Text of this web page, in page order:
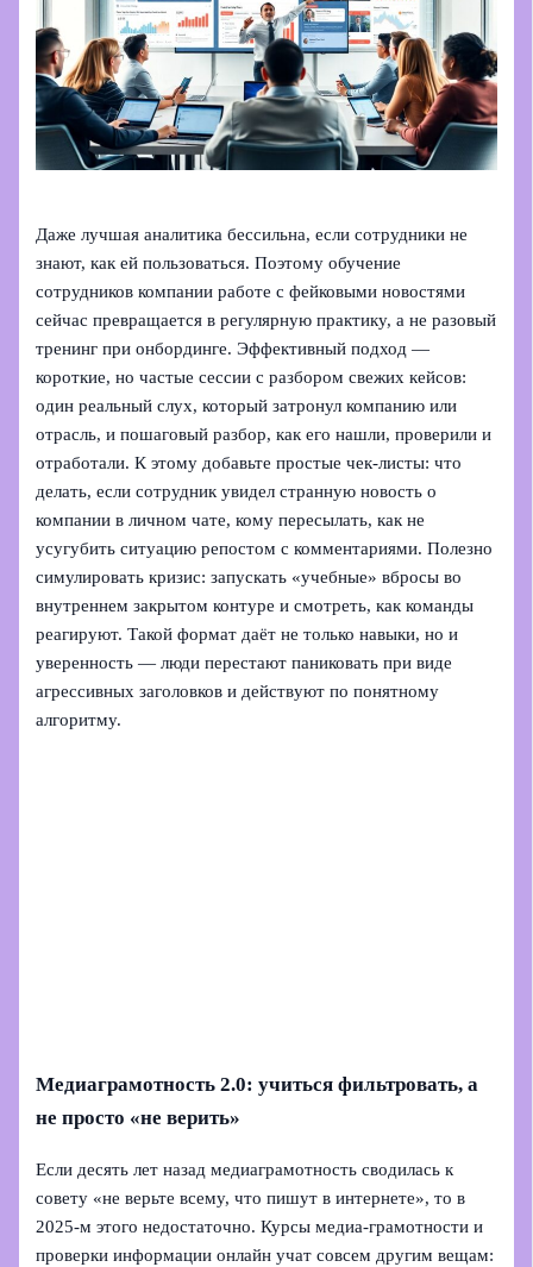
Даже лучшая аналитика бессильна, если сотрудники не
знают, как ей пользоваться. Поэтому обучение
сотрудников компании работе с фейковыми новостями
сейчас превращается в регулярную практику, а не разовый
тренинг при онбординге. Эффективный подход —
короткие, но частые сессии с разбором свежих кейсов:
один реальный слух, который затронул компанию или
отрасль, и пошаговый разбор, как его нашли, проверили и
отработали. К этому добавьте простые чек‑листы: что
делать, если сотрудник увидел странную новость о
компании в личном чате, кому пересылать, как не
усугубить ситуацию репостом с комментариями. Полезно
симулировать кризис: запускать «учебные» вбросы во
внутреннем закрытом контуре и смотреть, как команды
реагируют. Такой формат даёт не только навыки, но и
уверенность — люди перестают паниковать при виде
агрессивных заголовков и действуют по понятному
алгоритму.
Медиаграмотность 2.0: учиться фильтровать, а
не просто «не верить»
Если десять лет назад медиаграмотность сводилась к
совету «не верьте всему, что пишут в интернете», то в
2025‑м этого недостаточно. Курсы медиа-грамотности и
проверки информации онлайн учат совсем другим вещам: